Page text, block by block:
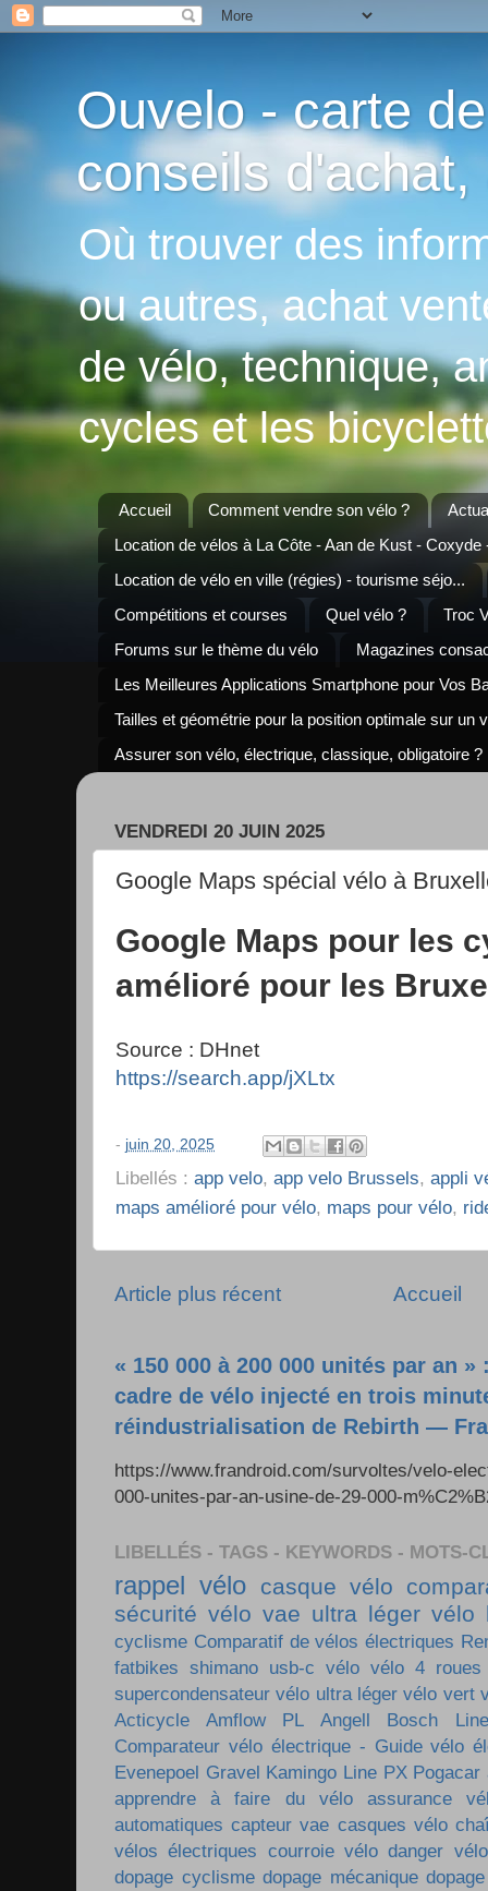
Ouvelo - carte
conseils
Où trouver des
ou autres, achat
de vélo, technique,
cycles et les
Accueil Comment vendre son vélo ?
Location de vélos à La Côte - Aan de Kust - Coxyde
Location de vélo en ville (régies) - tourisme séjo...
Compétitions et courses
Quel vélo ?
Troc
Forums sur le thème du vélo
Magazines
Les Meilleures Applications Smartphone pour Vos
Tailles et géométrie pour la position optimale sur un
Assurer son vélo, électrique, classique, obligatoire ?
VENDREDI 20 JUIN 2025
Google Maps spécial vélo à
Google Maps pour les
amélioré pour les
Source : DHnet
https://search.app/jXLtx
- juin 20, 2025
Libellés : app velo, app velo Brussels, appli
maps amélioré pour vélo, maps pour vélo,
Article plus récent Accueil
« 150 000 à 200 000 unités par an »
cadre de vélo injecté en trois
réindustrialisation de Rebirth —
https://www.frandroid.com/survoltes/velo-
000-unites-par-an-usine-de-29-000-
LIBELLÉS - TAGS - KEYWORDS - MOTS-
rappel vélo casque vélo
sécurité vélo vae ultra léger vélo
cyclisme Comparatif de vélos électriques
fatbikes shimano usb-c vélo vélo 4 roues
supercondensateur vélo ultra léger vélo vert
Acticycle
Amflow PL Angell
Bosch
Comparateur vélo électrique - Guide vélo
Evenepoel Gravel Kamingo Line PX Pogacar
apprendre à faire du vélo
assurance
automatiques capteur vae casques vélo
vélos électriques courroie vélo danger vélo
dopage cyclisme dopage mécanique